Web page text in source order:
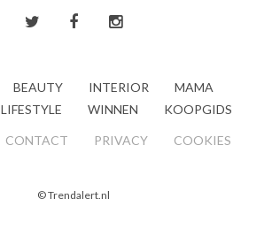
BEAUTY INTERIOR
MAMA
LIFESTYLE WINNEN KOOPGIDS
CONTACT PRIVACY COOKIES
© Trendalert.nl